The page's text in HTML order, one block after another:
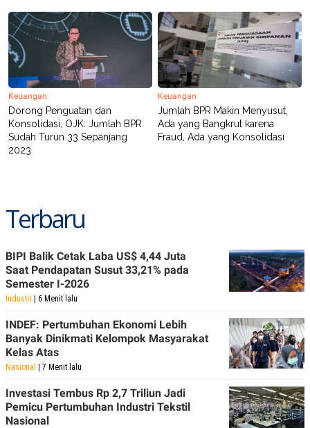
Keuangan
Dorong Penguatan dan
Konsolidasi, OJK: Jumlah BPR
Sudah Turun 33 Sepanjang
2023
Keuangan
Jumlah BPR Makin Menyusut,
Ada yang Bangkrut karena
Fraud, Ada yang Konsolidasi
Terbaru
BIPI Balik Cetak Laba US$ 4,44 Juta
Saat Pendapatan Susut 33,21% pada
Semester I-2026
Industri | 6 Menit lalu
INDEF: Pertumbuhan Ekonomi Lebih
Banyak Dinikmati Kelompok Masyarakat
Kelas Atas
Nasional | 7 Menit lalu
Investasi Tembus Rp 2,7 Triliun Jadi
Pemicu Pertumbuhan Industri Tekstil
Nasional